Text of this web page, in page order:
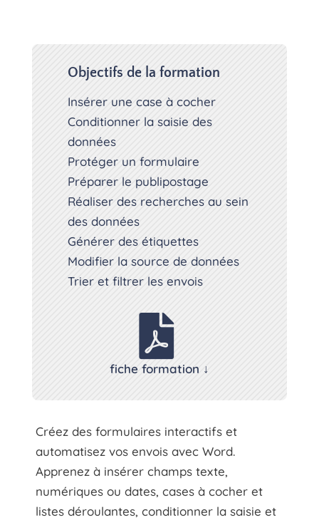
Objectifs de la formation
Insérer une case à cocher
Conditionner la saisie des
données
Protéger un formulaire
Préparer le publipostage
Réaliser des recherches au sein
des données
Générer des étiquettes
Modifier la source de données
Trier et filtrer les envois

fiche formation ↓
Créez des formulaires interactifs et
automatisez vos envois avec Word.
Apprenez à insérer champs texte,
numériques ou dates, cases à cocher et
listes déroulantes, conditionner la saisie et